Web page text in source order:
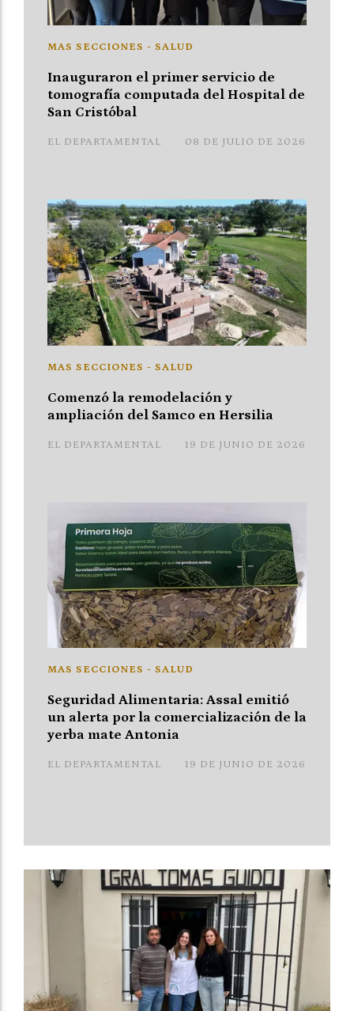
Inauguraron el primer servicio de
tomografía computada del Hospital de
San Cristóbal
EL DEPARTAMENTAL
MAS SECCIONES - SALUD
08 DE JULIO DE 2026
Comenzó la remodelación y
ampliación del Samco en Hersilia
EL DEPARTAMENTAL
MAS SECCIONES - SALUD
19 DE JUNIO DE 2026
Seguridad Alimentaria: Assal emitió
un alerta por la comercialización de la
yerba mate Antonia
EL DEPARTAMENTAL
MAS SECCIONES - SALUD
19 DE JUNIO DE 2026